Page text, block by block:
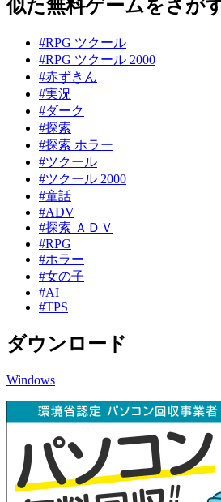
似た無料ゲームをさが
#RPG ツクール
#RPG ツクール 2000
#赤ずきん
#実況
#ダーク
#探索
#探索 ホラー
#ツクール
#ツクール 2000
#童話
#ADV
#探索 ＡＤＶ
#RPG
#ホラー
#女の子
#AI
#TPS
ダウンロード
Windows